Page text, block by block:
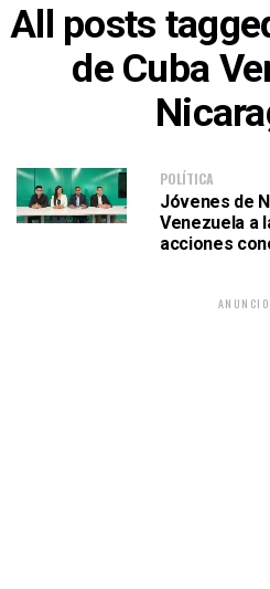
All posts
de Cuba
POLÍTICA
Jóvenes de
Venezuela a
acciones